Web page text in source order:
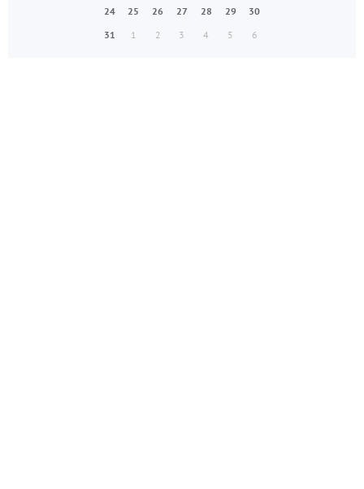
24
25 26 27 28 29
30
31
1 2 3 4 5 6